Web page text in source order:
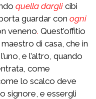
quella dargli cibi
guardar con ogni
veneno. Quest’offitio
di casa, che in
e l’altro, quando
come
lo scalco deve
signore, e essergli